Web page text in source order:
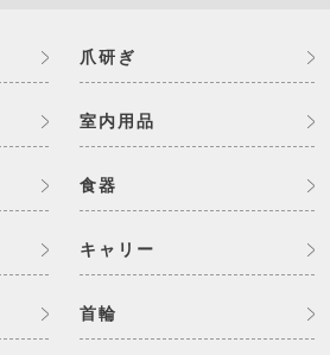
爪研ぎ
室内用品
食器
キャリー
首輪